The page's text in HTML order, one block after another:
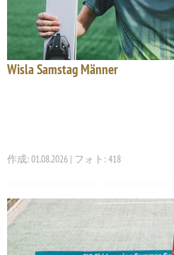
Wisla Samstag Männer
作成: 01.08.2026 | フォト: 418